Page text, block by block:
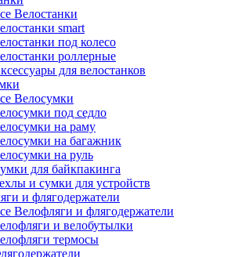
Велостанки
smart
под колесо
роллерные
для велостанков
Велосумки
под седло
на раму
на багажник
на руль
для байкпакинга
и сумки для устройств
и флягодержатели
Велофляги и флягодержатели
и велобутылки
термосы